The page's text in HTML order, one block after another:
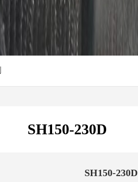
SH150-230D
SH150-230D